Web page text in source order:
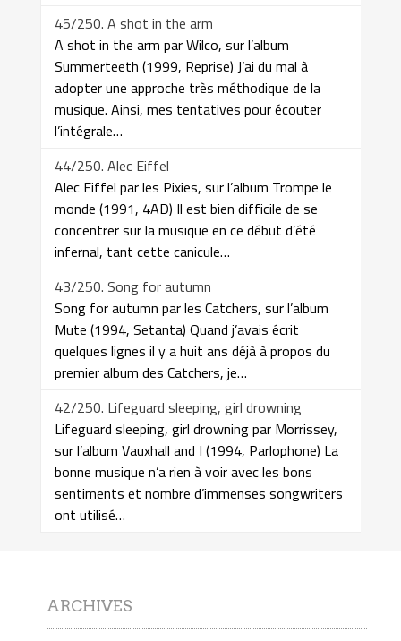
45/250. A shot in the arm
A shot in the arm par Wilco, sur l’album
Summerteeth (1999, Reprise) J’ai du mal à
adopter une approche très méthodique de la
musique. Ainsi, mes tentatives pour écouter
l’intégrale…
44/250. Alec Eiffel
Alec Eiffel par les Pixies, sur l’album Trompe le
monde (1991, 4AD) Il est bien difficile de se
concentrer sur la musique en ce début d’été
infernal, tant cette canicule…
43/250. Song for autumn
Song for autumn par les Catchers, sur l’album
Mute (1994, Setanta) Quand j’avais écrit
quelques lignes il y a huit ans déjà à propos du
premier album des Catchers, je…
42/250. Lifeguard sleeping, girl drowning
Lifeguard sleeping, girl drowning par Morrissey,
sur l’album Vauxhall and I (1994, Parlophone) La
bonne musique n’a rien à voir avec les bons
sentiments et nombre d’immenses songwriters
ont utilisé…
ARCHIVES